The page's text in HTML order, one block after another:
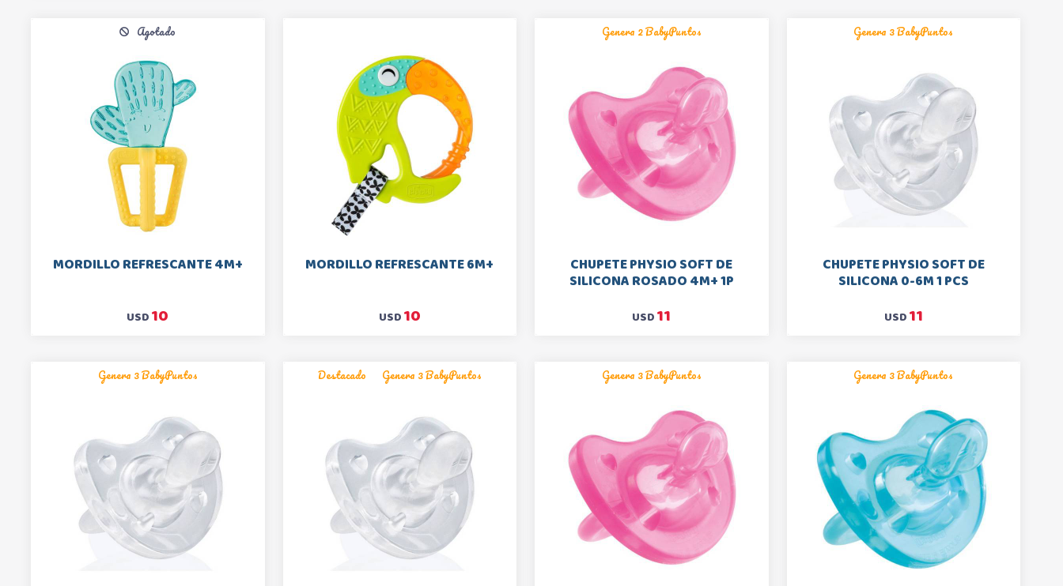
Agotado
MORDILLO REFRESCANTE 4M+
USD10
MORDILLO REFRESCANTE 6M+
USD10
Genera 2 BabyPuntos
CHUPETE PHYSIO SOFT DE
SILICONA ROSADO 4M+ 1P
USD11
Genera 3 BabyPuntos
CHUPETE PHYSIO SOFT DE
SILICONA 0-6M 1 PCS
USD11
Genera 3 BabyPuntos Destacado Genera 3 BabyPuntos Genera 3 BabyPuntos Genera 3 BabyPuntos